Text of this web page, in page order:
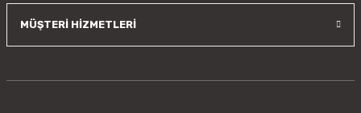
MÜŞTERİ HİZMETLERİ